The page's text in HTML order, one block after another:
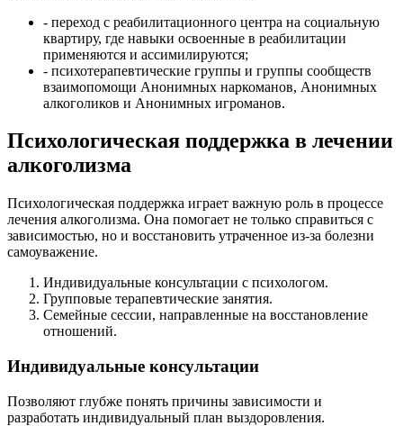
- переход с реабилитационного центра на социальную
квартиру, где навыки освоенные в реабилитации
применяются и ассимилируются;
- психотерапевтические группы и группы сообществ
взаимопомощи Анонимных наркоманов, Анонимных
алкоголиков и Анонимных игроманов.
Психологическая поддержка в лечении
алкоголизма
Психологическая поддержка играет важную роль в процессе
лечения алкоголизма. Она помогает не только справиться с
зависимостью, но и восстановить утраченное из-за болезни
самоуважение.
Индивидуальные консультации с психологом.
Групповые терапевтические занятия.
Семейные сессии, направленные на восстановление
отношений.
Индивидуальные консультации
Позволяют глубже понять причины зависимости и
разработать индивидуальный план выздоровления.